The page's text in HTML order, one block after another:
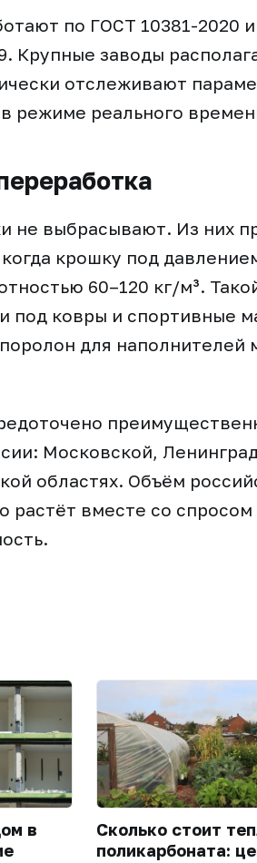
по ГОСТ 10381-2020
Крупные заводы
отслеживают
режиме реального
не выбрасывают. Из них
крошку под
60–120 кг/м³.
под ковры и спортивные
для наполнителей
Московской,
областях. Объём
растёт вместе со
в
Сколько стоит
поликарбоната: